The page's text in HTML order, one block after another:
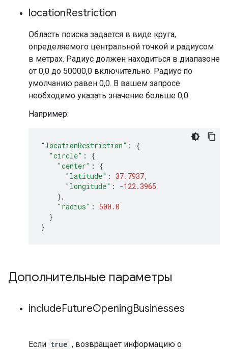
locationRestriction
Область поиска задается в виде круга,
определяемого центральной точкой и радиусом
в метрах. Радиус должен находиться в диапазоне
от 0,0 до 50000,0 включительно. Радиус по
умолчанию равен 0,0. В вашем запросе
необходимо указать значение больше 0,0.
Например:
"locationRestriction" :
{
"circle" :
{
"center" :
{
"latitude" : 37.7937,
"longitude" : -122.3965
},
"radius" :
500.0
}
}
Дополнительные параметры
includeFutureOpeningBusinesses
Если true , возвращает информацию о